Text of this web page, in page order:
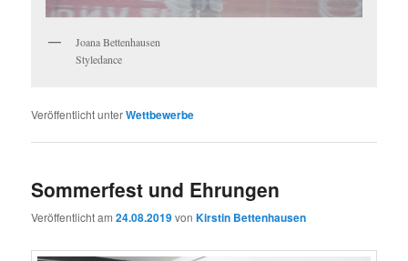
Joana Bettenhausen
Styledance
Veröffentlicht unterWettbewerbe
Sommerfest und Ehrungen
Veröffentlicht am24.08.2019vonKirstin Bettenhausen